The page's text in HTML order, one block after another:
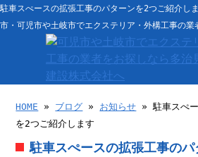
駐車スぺースの拡張工事のパターンを2つご紹介
市・可児市や土岐市でエクステリア・外構工事の業
HOME » ブログ » お知らせ » 駐車スぺ
を2つご紹介します
駐車スぺースの拡張工事の